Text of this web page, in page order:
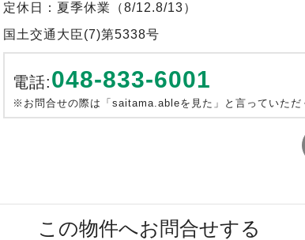
定休日：夏季休業（8/12.8/13）
国土交通大臣(7)第5338号
電話:048-833-6001
※お問合せの際は「saitama.ableを見た」と言っていただ
この物件へお問合せする